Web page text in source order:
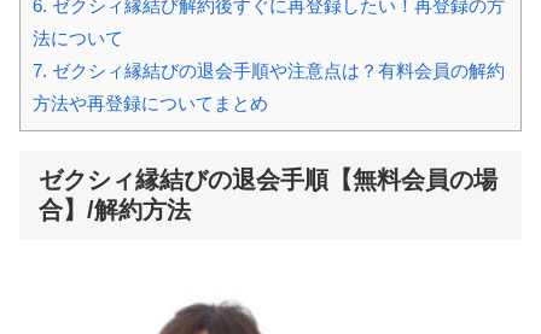
6. ゼクシィ縁結び解約後すぐに再登録したい！再登録の方
法について
7. ゼクシィ縁結びの退会手順や注意点は？有料会員の解約
方法や再登録についてまとめ
ゼクシィ縁結びの退会手順【無料会員の場
合】/解約方法